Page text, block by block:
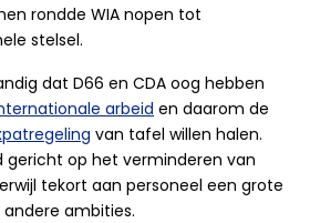
rondde WIA nopen tot
stelsel.
dat D66 en CDA oog hebben
arbeid en daarom de
van tafel willen halen.
gericht op het verminderen van
tekort aan personeel een grote
ambities.